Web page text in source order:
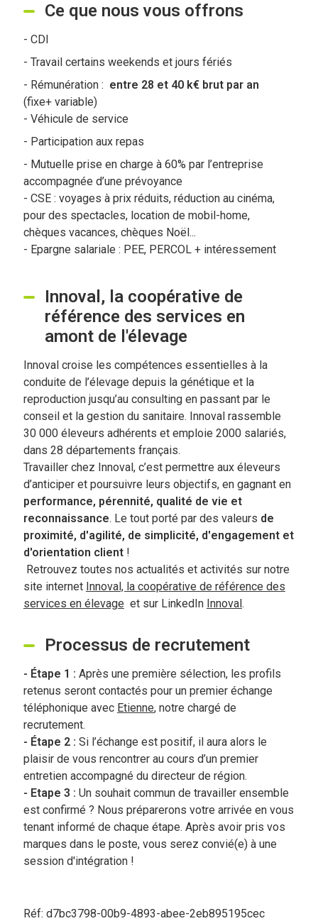
Ce que nous vous offrons
- CDI
- Travail certains weekends et jours fériés
- Rémunération : entre 28 et 40 k€ brut par an
(fixe+ variable)
- Véhicule de service
- Participation aux repas
- Mutuelle prise en charge à 60% par l’entreprise
accompagnée d’une prévoyance
- CSE : voyages à prix réduits, réduction au cinéma,
pour des spectacles, location de mobil-home,
chèques vacances, chèques Noël...
- Epargne salariale : PEE, PERCOL + intéressement
Innoval, la coopérative de
référence des services en
amont de l'élevage
Innoval croise les compétences essentielles à la
conduite de l’élevage depuis la génétique et la
reproduction jusqu’au consulting en passant par le
conseil et la gestion du sanitaire. Innoval rassemble
30 000 éleveurs adhérents et emploie 2000 salariés,
dans 28 départements français.
Travailler chez Innoval, c’est permettre aux éleveurs
d’anticiper et poursuivre leurs objectifs, en gagnant en
performance, pérennité, qualité de vie et
reconnaissance. Le tout porté par des valeurs de
proximité, d'agilité, de simplicité, d'engagement et
d'orientation client!
Retrouvez toutes nos actualités et activités sur notre
site internet Innoval, la coopérative de référence des
services en élevage et sur LinkedIn Innoval.
Processus de recrutement
- Étape 1 : Après une première sélection, les profils
retenus seront contactés pour un premier échange
téléphonique avec Etienne,notre chargé de
recrutement.
- Étape 2 : Si l’échange est positif, il aura alors le
plaisir de vous rencontrer au cours d’un premier
entretien accompagné du directeur de région.
- Etape 3 : Un souhait commun de travailler ensemble
est confirmé ? Nous préparerons votre arrivée en vous
tenant informé de chaque étape. Après avoir pris vos
marques dans le poste, vous serez convié(e) à une
session d'intégration !
Réf: d7bc3798-00b9-4893-abee-2eb895195cec